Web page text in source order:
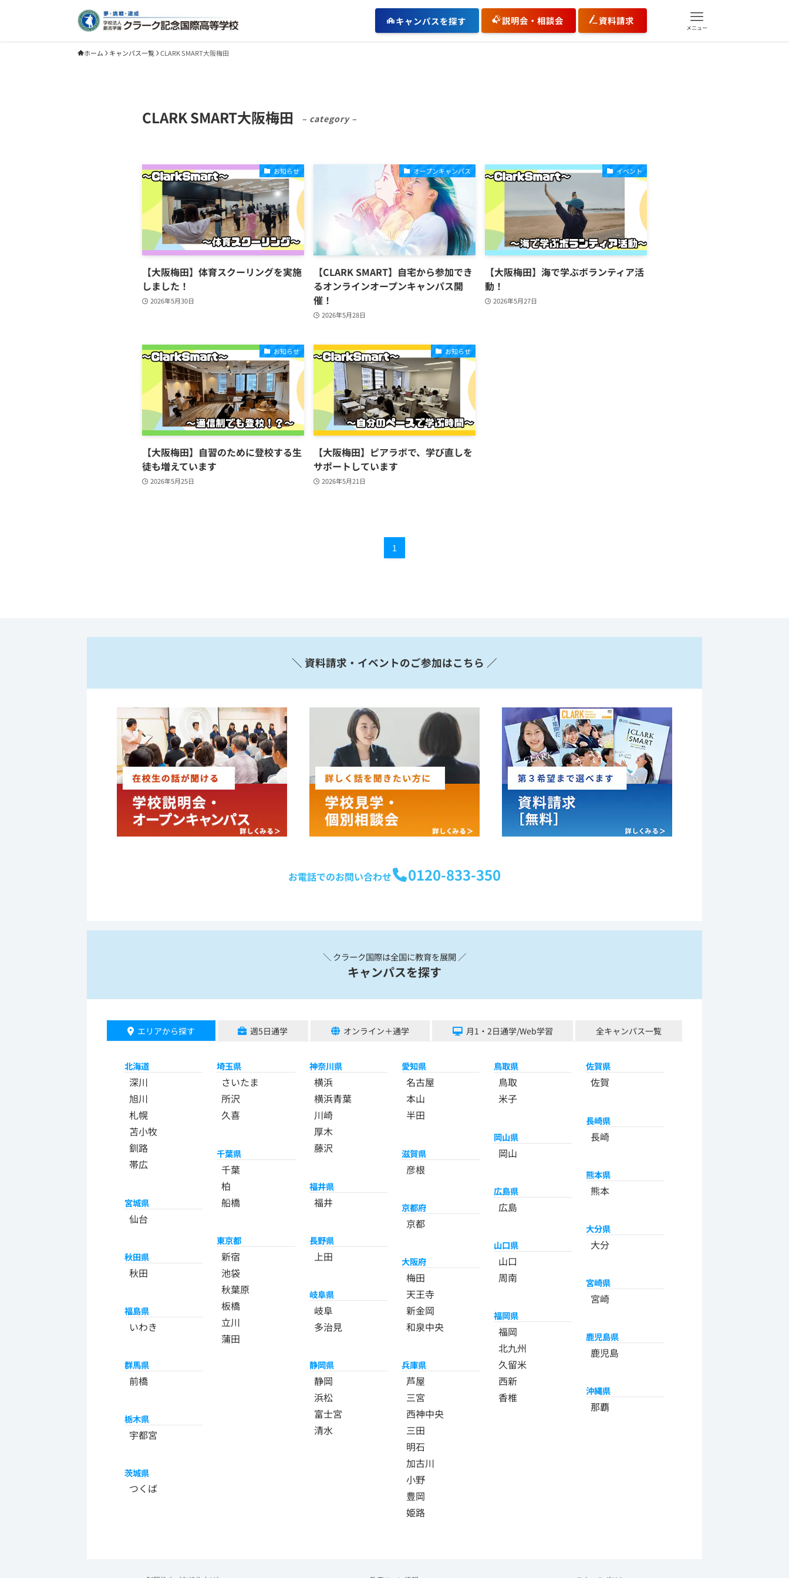
キャンパスを探す 説明会・相談会 資料請求
メニュー
ホーム キャンパス一覧 CLARK SMART大阪梅田
CLARK SMART大阪梅田 – category –
お知らせ
【大阪梅田】体育スクーリングを実施
しました！
2026年5月30日
オープンキャンパス
【CLARK SMART】自宅から参加でき
るオンラインオープンキャンパス開
催！
2026年5月28日
イベント
【大阪梅田】海で学ぶボランティア活
動！
2026年5月27日
お知らせ
【大阪梅田】自習のために登校する生
徒も増えています
2026年5月25日
お知らせ
【大阪梅田】ピアラボで、学び直しを
サポートしています
2026年5月21日
1
＼ 資料請求・イベントのご参加はこちら ／
お電話でのお問い合わせ 0120-833-350
＼ クラーク国際は全国に教育を展開 ／
キャンパスを探す
エリアから探す 週5日通学 オンライン＋通学 月1・2日通学/Web学習 全キャンパス一覧
北海道
深川
旭川
札幌
苫小牧
釧路
帯広
宮城県
仙台
秋田県
秋田
福島県
いわき
群馬県
前橋
栃木県
宇都宮
茨城県
つくば
埼玉県
さいたま
所沢
久喜
千葉県
千葉
柏
船橋
東京都
新宿
池袋
秋葉原
板橋
立川
蒲田
神奈川県
横浜
横浜青葉
川崎
厚木
藤沢
福井県
福井
長野県
上田
岐阜県
岐阜
多治見
静岡県
静岡
浜松
富士宮
清水
愛知県
名古屋
本山
半田
滋賀県
彦根
京都府
京都
大阪府
梅田
天王寺
新金岡
和泉中央
兵庫県
芦屋
三宮
西神中央
三田
明石
加古川
小野
豊岡
姫路
鳥取県
鳥取
米子
岡山県
岡山
広島県
広島
山口県
山口
周南
福岡県
福岡
北九州
久留米
西新
香椎
佐賀県
佐賀
長崎県
長崎
熊本県
熊本
大分県
大分
宮崎県
宮崎
鹿児島県
鹿児島
沖縄県
那覇